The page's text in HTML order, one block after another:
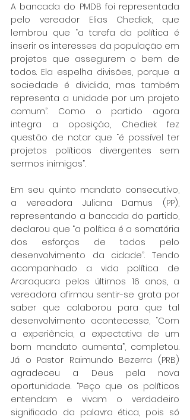
A bancada do PMDB foi representada
pelo vereador Elias Chediek, que
lembrou que “a tarefa da política é
inserir os interesses da população em
projetos que assegurem o bem de
todos. Ela espelha divisões, porque a
sociedade é dividida, mas também
representa a unidade por um projeto
comum”. Como o partido agora
integra a oposição, Chediek fez
questão de notar que “é possível ter
projetos políticos divergentes sem
sermos inimigos”.
Em seu quinto mandato consecutivo,
a vereadora Juliana Damus (PP),
representando a bancada do partido,
declarou que “a política é a somatória
dos esforços de todos pelo
desenvolvimento da cidade”. Tendo
acompanhado a vida política de
Araraquara pelos últimos 16 anos, a
vereadora afirmou sentir-se grata por
saber que colaborou para que tal
desenvolvimento acontecesse, “Com
a experiência, a expectativa de um
bom mandato aumenta”, completou.
Já o Pastor Raimundo Bezerra (PRB)
agradeceu a Deus pela nova
oportunidade. “Peço que os políticos
entendam e vivam o verdadeiro
significado da palavra ética, pois só